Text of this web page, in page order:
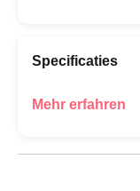
Specificaties
Mehr erfahren